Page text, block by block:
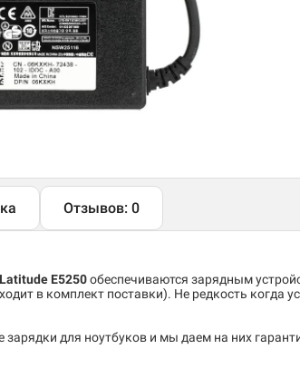
Отзывов: 0
E5250обеспечиваются зарядным
в комплект поставки). Не редкость когда
для ноутбуков и мы даем на них